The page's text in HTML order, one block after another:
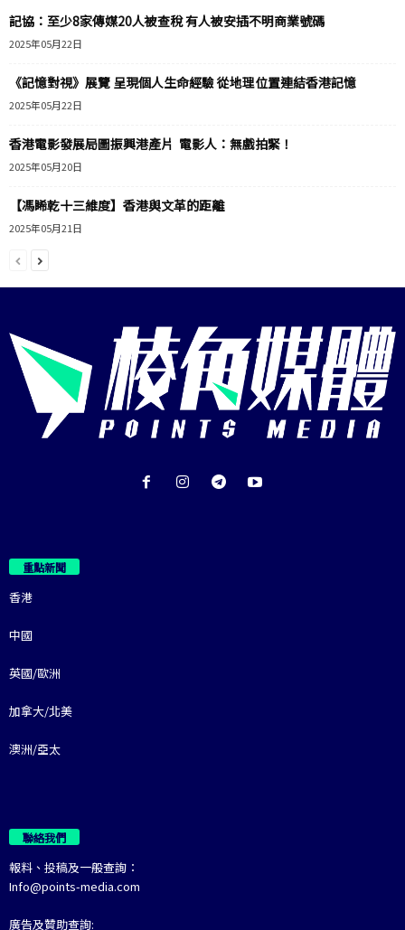
記協：至少8家傳媒20人被查稅 有人被安插不明商業號碼
2025年05月22日
《記憶對視》展覽 呈現個人生命經驗 從地理位置連結香港記憶
2025年05月22日
香港電影發展局圖振興港產片 電影人：無戲拍緊！
2025年05月20日
【馮睎乾十三維度】香港與文革的距離
2025年05月21日
重點新聞
香港
中國
英國/歐洲
加拿大/北美
澳洲/亞太
聯絡我們
報料、投稿及一般查詢：
Info@points-media.com
廣告及贊助查詢: